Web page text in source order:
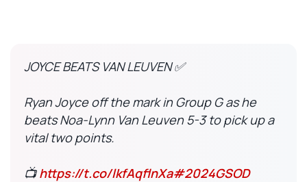
JOYCE BEATS VAN LEUVEN ✅
Ryan Joyce off the mark in Group G as he
beats Noa-Lynn Van Leuven 5-3 to pick up a
vital two points.
📺https://t.co/lkfAqflnXa#2024GSOD